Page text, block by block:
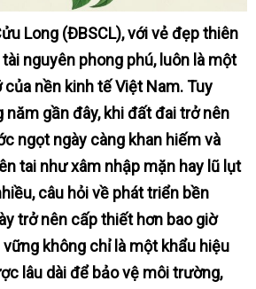
Long (ĐBSCL), với vẻ đẹp thiên
nguyên phong phú, luôn là một
nền kinh tế Việt Nam. Tuy
năm gần đây, khi đất đai trở nên
ngọt ngày càng khan hiếm và
tai như xâm nhập mặn hay lũ lụt
câu hỏi về phát triển bền
trở nên cấp thiết hơn bao giờ
vững không chỉ là một khẩu hiệu
lâu dài để bảo vệ môi trường,